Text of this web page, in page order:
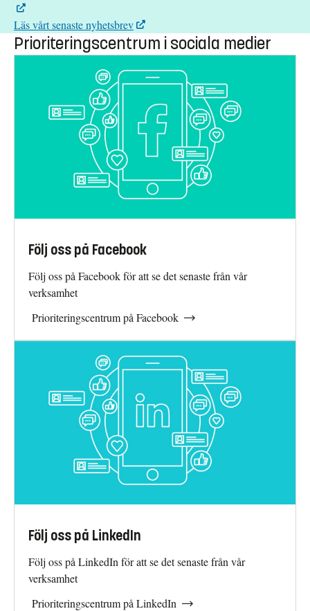
Läs vårt senaste nyhetsbrev
Prioriteringscentrum i sociala medier
Följ oss på Facebook
Följ oss på Facebook för att se det senaste från vår
verksamhet
Prioriteringscentrum på Facebook
Följ oss på LinkedIn
Följ oss på LinkedIn för att se det senaste från vår
verksamhet
Prioriteringscentrum på LinkedIn